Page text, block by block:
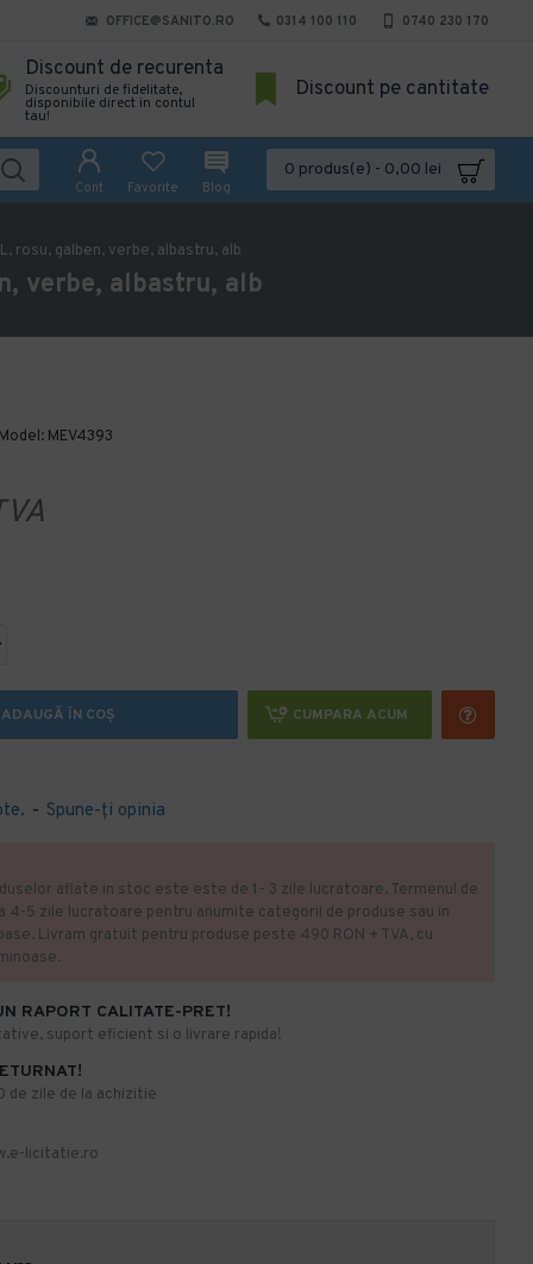
OFFICE@SANITO.RO 0314 100 110 0740 230 170
Discount de recurenta
Discounturi de fidelitate,
disponibile direct in contul
tau!
Discount pe cantitate
Cont Favorite Blog
0 produs(e) - 0,00 lei
rosu, galben, verbe, albastru, alb
verbe, albastru, alb
Model: MEV4393
- Spune-ţi opinia
ADAUGĂ ÎN COŞ CUMPARA ACUM
RAPORT CALITATE-PRET!
suport eficient si o livrare rapida!
de zile de la achizitie
licitatie.ro
aflate in stoc este este de 1- 3 zile lucratoare. Termenul de
4-5 zile lucratoare pentru anumite categorii de produse sau in
Livram gratuit pentru produse peste 490 RON + TVA, cu